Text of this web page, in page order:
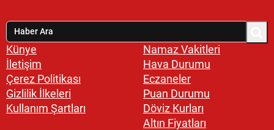
Künye
İletişim
Çerez Politikası
Gizlilik İlkeleri
Kullanım Şartları
Namaz Vakitleri
Hava Durumu
Eczaneler
Puan Durumu
Döviz Kurları
Altın Fiyatları